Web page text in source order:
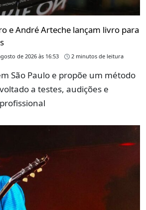
e André Arteche lançam livro para
de 2026 às 16:53 2 minutos de leitura
São Paulo e propõe um método
a testes, audições e